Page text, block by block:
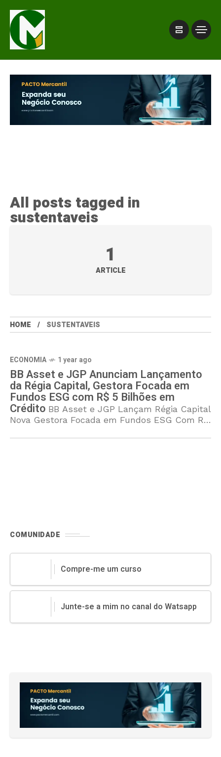
All posts tagged in
sustentaveis
1
ARTICLE
HOME SUSTENTAVEIS
ECONOMIA 1 year ago
BB Asset e JGP Anunciam Lançamento
da Régia Capital, Gestora Focada em
Fundos ESG com R$ 5 Bilhões em
Crédito BB Asset e JGP Lançam Régia Capital
Nova Gestora Focada em Fundos ESG Com R$
resultado da parceria entre BB Asset e JGP,
COMUNIDADE
Compre-me um curso
Junte-se a mim no canal do Watsapp